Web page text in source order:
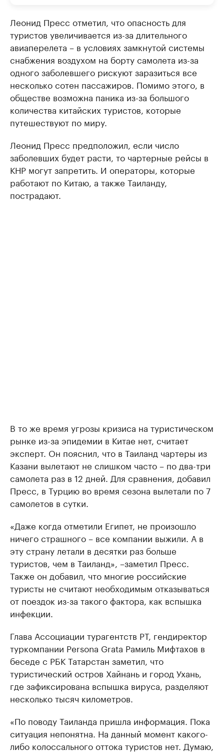
Леонид Пресс отметил, что опасность для
туристов увеличивается из-за длительного
авиаперелета – в условиях замкнутой системы
снабжения воздухом на борту самолета из-за
одного заболевшего рискуют заразиться все
несколько сотен пассажиров. Помимо этого, в
обществе возможна паника из-за большого
количества китайских туристов, которые
путешествуют по миру.
Леонид Пресс предположил, если число
заболевших будет расти, то чартерные рейсы в
КНР могут запретить. И операторы, которые
работают по Китаю, а также Таиланду,
пострадают.
В то же время угрозы кризиса на туристическом
рынке из-за эпидемии в Китае нет, считает
эксперт. Он пояснил, что в Таиланд чартеры из
Казани вылетают не слишком часто – по два-три
самолета раз в 12 дней. Для сравнения, добавил
Пресс, в Турцию во время сезона вылетали по 7
самолетов в сутки.
«Даже когда отметили Египет, не произошло
ничего страшного – все компании выжили. А в
эту страну летали в десятки раз больше
туристов, чем в Таиланд», –заметил Пресс.
Также он добавил, что многие российские
туристы не считают необходимым отказываться
от поездок из-за такого фактора, как вспышка
инфекции.
Глава Ассоциации турагентств РТ, гендиректор
туркомпании Persona Grata Рамиль Мифтахов в
беседе с РБК Татарстан заметил, что
туристический остров Хайнань и город Ухань,
где зафиксирована вспышка вируса, разделяют
несколько тысяч километров.
«По поводу Таиланда пришла информация. Пока
ситуация непонятна. На данный момент какого-
либо колоссального оттока туристов нет. Думаю,